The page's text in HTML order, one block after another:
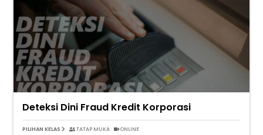
Deteksi Dini Fraud Kredit Korporasi
PILIHAN KELAS TATAP MUKA ONLINE